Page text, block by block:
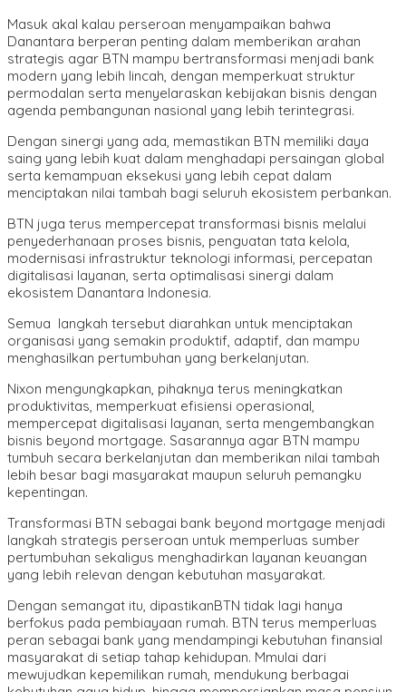
Masuk akal kalau perseroan menyampaikan bahwa
Danantara berperan penting dalam memberikan arahan
strategis agar BTN mampu bertransformasi menjadi bank
modern yang lebih lincah, dengan memperkuat struktur
permodalan serta menyelaraskan kebijakan bisnis dengan
agenda pembangunan nasional yang lebih terintegrasi.
Dengan sinergi yang ada, memastikan BTN memiliki daya
saing yang lebih kuat dalam menghadapi persaingan global
serta kemampuan eksekusi yang lebih cepat dalam
menciptakan nilai tambah bagi seluruh ekosistem perbankan.
BTN juga terus mempercepat transformasi bisnis melalui
penyederhanaan proses bisnis, penguatan tata kelola,
modernisasi infrastruktur teknologi informasi, percepatan
digitalisasi layanan, serta optimalisasi sinergi dalam
ekosistem Danantara Indonesia.
Semua langkah tersebut diarahkan untuk menciptakan
organisasi yang semakin produktif, adaptif, dan mampu
menghasilkan pertumbuhan yang berkelanjutan.
Nixon mengungkapkan, pihaknya terus meningkatkan
produktivitas, memperkuat efisiensi operasional,
mempercepat digitalisasi layanan, serta mengembangkan
bisnis beyond mortgage. Sasarannya agar BTN mampu
tumbuh secara berkelanjutan dan memberikan nilai tambah
lebih besar bagi masyarakat maupun seluruh pemangku
kepentingan.
Transformasi BTN sebagai bank beyond mortgage menjadi
langkah strategis perseroan untuk memperluas sumber
pertumbuhan sekaligus menghadirkan layanan keuangan
yang lebih relevan dengan kebutuhan masyarakat.
Dengan semangat itu, dipastikanBTN tidak lagi hanya
berfokus pada pembiayaan rumah. BTN terus memperluas
peran sebagai bank yang mendampingi kebutuhan finansial
masyarakat di setiap tahap kehidupan. Mmulai dari
mewujudkan kepemilikan rumah, mendukung berbagai